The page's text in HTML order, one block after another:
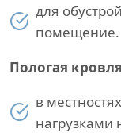
для
помещение.
Пологая
в
нагрузками